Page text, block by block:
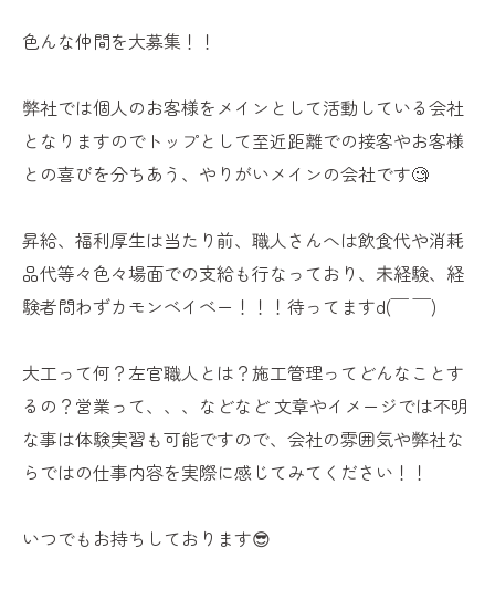
色んな仲間を大募集！！
弊社では個人のお客様をメインとして活動している会社
となりますのでトップとして至近距離での接客やお客様
との喜びを分ちあう、やりがいメインの会社です🧐
昇給、福利厚生は当たり前、職人さんへは飲食代や消耗
品代等々色々場面での支給も行なっており、未経験、経
験者問わずカモンベイベー！！！待ってますd(￣ ￣)
大工って何？左官職人とは？施工管理ってどんなことす
るの？営業って、、、などなど 文章やイメージでは不明
な事は体験実習も可能ですので、会社の雰囲気や弊社な
らではの仕事内容を実際に感じてみてください！！
いつでもお持ちしております😎